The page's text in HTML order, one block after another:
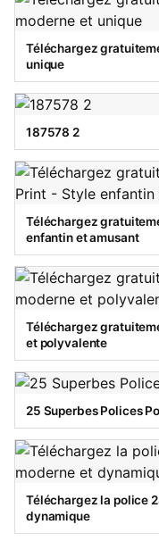
Téléchargez
unique
187578 2
Téléchargez
enfantin et amusant
Téléchargez
et polyvalente
25 Superbes Polices
Téléchargez la police
dynamique